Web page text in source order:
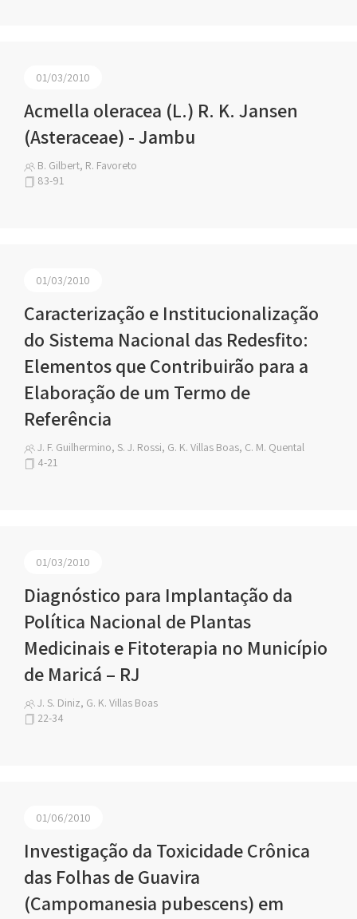
01/03/2010
Acmella oleracea (L.) R. K. Jansen
(Asteraceae) - Jambu
B. Gilbert, R. Favoreto
83-91
01/03/2010
Caracterização e Institucionalização
do Sistema Nacional das Redesfito:
Elementos que Contribuirão para a
Elaboração de um Termo de
Referência
J. F. Guilhermino, S. J. Rossi, G. K. Villas Boas, C. M. Quental
4-21
01/03/2010
Diagnóstico para Implantação da
Política Nacional de Plantas
Medicinais e Fitoterapia no Município
de Maricá – RJ
J. S. Diniz, G. K. Villas Boas
22-34
01/06/2010
Investigação da Toxicidade Crônica
das Folhas de Guavira
(Campomanesia pubescens) em